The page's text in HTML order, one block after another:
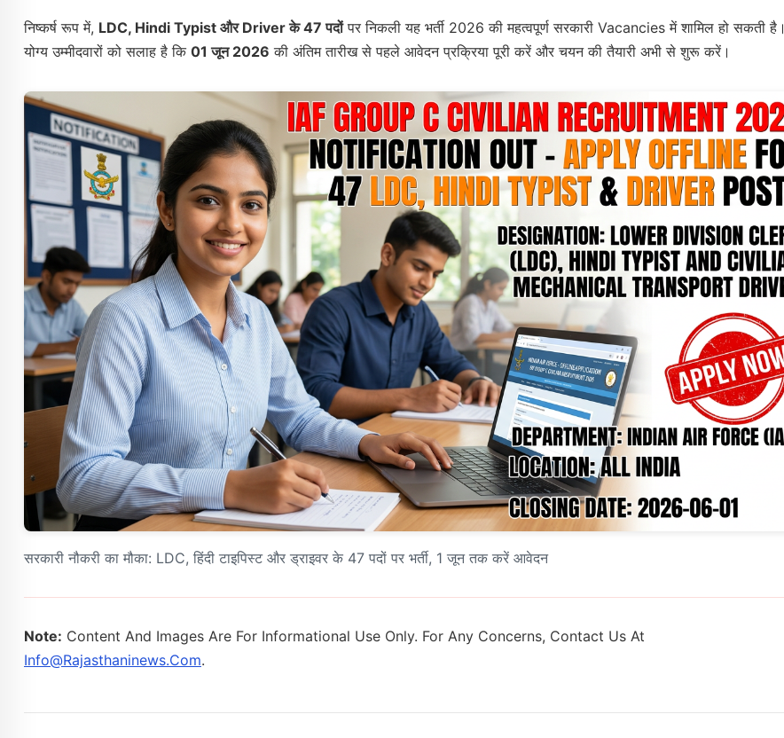
निष्कर्ष रूप में, LDC, Hindi Typist और Driver के 47 पदोंपर निकली यह भर्ती 2026 की महत्वपूर्ण सरकारी Vacancies में शामिल हो सकती है।
योग्य उम्मीदवारों को सलाह है कि 01 जून 2026 की अंतिम तारीख से पहले आवेदन प्रक्रिया पूरी करें और चयन की तैयारी अभी से शुरू करें।
सरकारी नौकरी का मौका: LDC, हिंदी टाइपिस्ट और ड्राइवर के 47 पदों पर भर्ती, 1 जून तक करें आवेदन
Note: Content And Images Are For Informational Use Only. For Any Concerns, Contact Us At
Info@rajasthaninews.com.